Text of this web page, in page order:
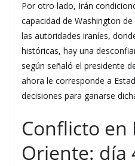
Por otro lado, Irán
capacidad de Washington
las autoridades iraníes,
históricas, hay una
según señaló el presidente
ahora le corresponde a
decisiones para ganarse
Conflicto en
Oriente: día